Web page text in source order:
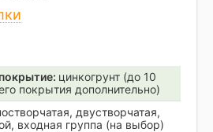
цинкогрунт (до 10
покрытия дополнительно)
двустворчатая,
входная группа (на выбор)